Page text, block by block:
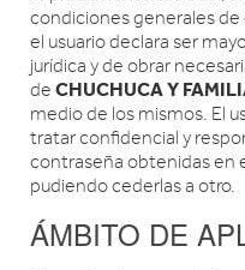
condiciones generales
el usuario declara ser
jurídica y de obrar
de CHUCHUCA Y
medio de los mismos. El
tratar confidencial y
contraseña obtenidas en
pudiendo cederlas a otro.
ÁMBITO DE